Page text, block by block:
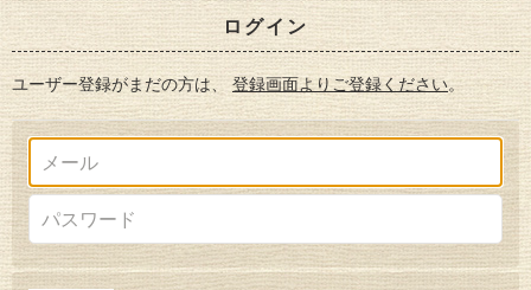
ログイン
ユーザー登録がまだの方は、 登録画面よりご登録ください。